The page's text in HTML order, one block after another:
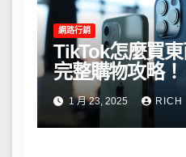
網路行銷
TikTok怎麼買
完整購物攻略！
1 月 23, 2025 RICH